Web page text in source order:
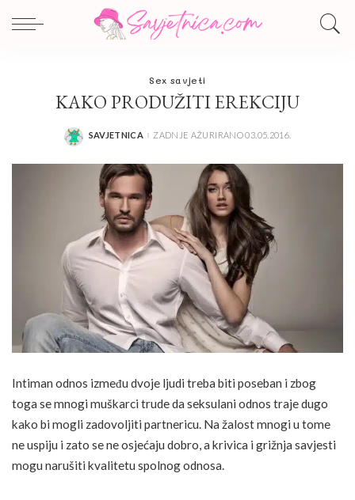
Sex savjeti
KAKO PRODUŽITI EREKCIJU
POSTED
SAVJETNICA ZADNJE AŽURIRANO 03.05.2016.
Intiman odnos između dvoje ljudi treba biti poseban i zbog
toga se mnogi muškarci trude da seksulani odnos traje dugo
kako bi mogli zadovoljiti partnericu. Na žalost mnogi u tome
ne uspiju i zato se ne osjećaju dobro, a krivica i grižnja savjesti
mogu narušiti kvalitetu spolnog odnosa.